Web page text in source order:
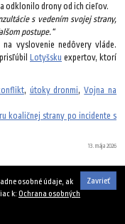
odklonilo drony od ich cieľov.
s vedením svojej strany,
postupe.“
vyslovenie nedôvery vláde.
Lotyšsku expertov, ktorí
, útoky dronmi,Vojna na
koaličnej strany po incidente s
13. mája 2026
Zavrieť
osobné údaje, ak
k: Ochrana osobných